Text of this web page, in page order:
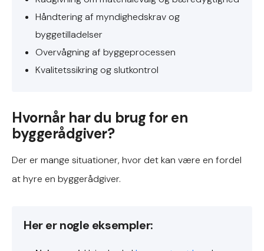
Håndtering af myndighedskrav og
byggetilladelser
Overvågning af byggeprocessen
Kvalitetssikring og slutkontrol
Hvornår har du brug for en
byggerådgiver?
Der er mange situationer, hvor det kan være en fordel
at hyre en byggerådgiver.
Her er nogle eksempler: